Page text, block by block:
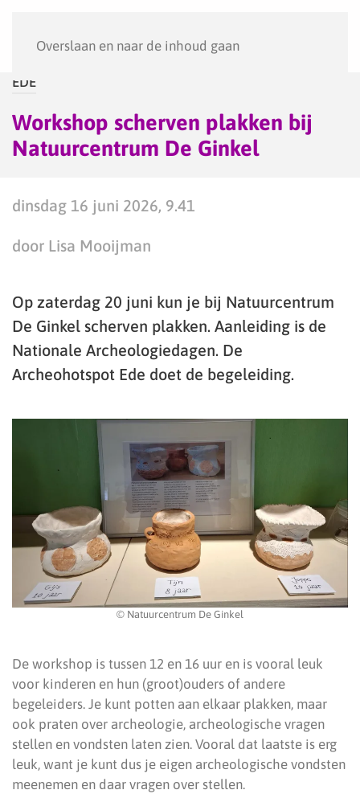
Overslaan en naar de inhoud gaan
EDE
Workshop scherven plakken bij
Natuurcentrum De Ginkel
dinsdag 16 juni 2026, 9.41
door Lisa Mooijman
Op zaterdag 20 juni kun je bij Natuurcentrum
De Ginkel scherven plakken. Aanleiding is de
Nationale Archeologiedagen. De
Archeohotspot Ede doet de begeleiding.
© Natuurcentrum De Ginkel
De workshop is tussen 12 en 16 uur en is vooral leuk
voor kinderen en hun (groot)ouders of andere
begeleiders. Je kunt potten aan elkaar plakken, maar
ook praten over archeologie, archeologische vragen
stellen en vondsten laten zien. Vooral dat laatste is erg
leuk, want je kunt dus je eigen archeologische vondsten
meenemen en daar vragen over stellen.